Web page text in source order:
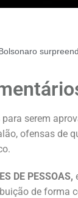
serem
ofensas de
DE PESSOAS,
de forma